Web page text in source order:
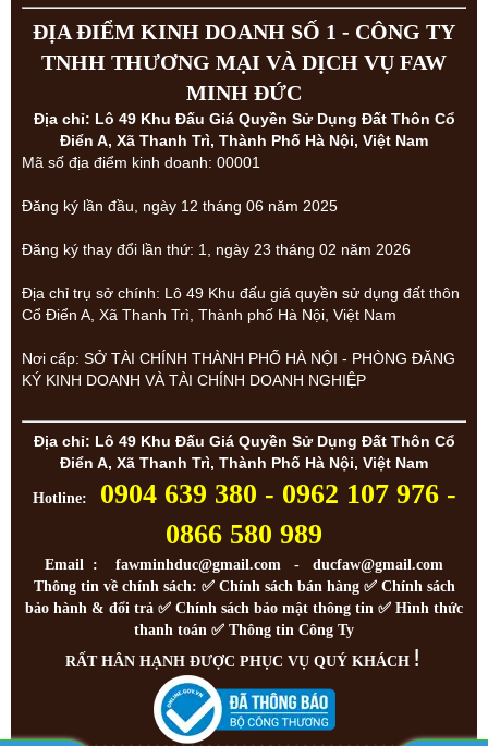
ĐỊA ĐIỂM KINH DOANH SỐ 1 - CÔNG TY
TNHH THƯƠNG MẠI VÀ DỊCH VỤ FAW
MINH ĐỨC
Địa chỉ: Lô 49 Khu Đấu Giá Quyền Sử Dụng Đất Thôn Cổ
Điển A, Xã Thanh Trì, Thành Phố Hà Nội, Việt Nam
Mã số địa điểm kinh doanh: 00001
Đăng ký lần đầu, ngày 12 tháng 06 năm 2025
Đăng ký thay đổi lần thứ: 1, ngày 23 tháng 02 năm 2026
Địa chỉ trụ sở chính: Lô 49 Khu đấu giá quyền sử dụng đất thôn
Cổ Điển A, Xã Thanh Trì, Thành phố Hà Nội, Việt Nam
Nơi cấp: SỞ TÀI CHÍNH THÀNH PHỐ HÀ NỘI - PHÒNG ĐĂNG
KÝ KINH DOANH VÀ TÀI CHÍNH DOANH NGHIỆP
Địa chỉ: Lô 49 Khu Đấu Giá Quyền Sử Dụng Đất Thôn Cổ
Điển A, Xã Thanh Trì, Thành Phố Hà Nội, Việt Nam
Hotline: 0904 639 380 - 0962 107 976 -
0866 580 989
Email : fawminhduc@gmail.com - ducfaw@gmail.com
Thông tin về chính sách: ✅ Chính sách bán hàng✅ Chính sách
bảo hành & đổi trả ✅ Chính sách bảo mật thông tin ✅ Hình thức
thanh toán ✅ Thông tin Công Ty
RẤT HÂN HẠNH ĐƯỢC PHỤC VỤ QUÝ KHÁCH!